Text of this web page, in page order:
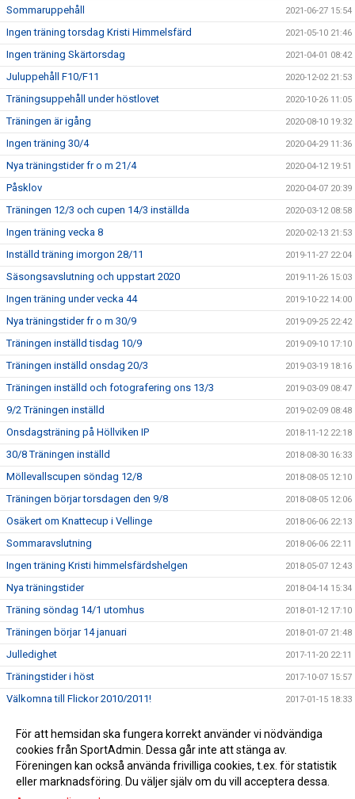
Sommaruppehåll 2021-06-27 15:54
Ingen träning torsdag Kristi Himmelsfärd 2021-05-10 21:46
Ingen träning Skärtorsdag 2021-04-01 08:42
Juluppehåll F10/F11 2020-12-02 21:53
Träningsuppehåll under höstlovet 2020-10-26 11:05
Träningen är igång 2020-08-10 19:32
Ingen träning 30/4 2020-04-29 11:36
Nya träningstider fr o m 21/4 2020-04-12 19:51
Påsklov 2020-04-07 20:39
Träningen 12/3 och cupen 14/3 inställda 2020-03-12 08:58
Ingen träning vecka 8 2020-02-13 21:53
Inställd träning imorgon 28/11 2019-11-27 22:04
Säsongsavslutning och uppstart 2020 2019-11-26 15:03
Ingen träning under vecka 44 2019-10-22 14:00
Nya träningstider fr o m 30/9 2019-09-25 22:42
Träningen inställd tisdag 10/9 2019-09-10 17:10
Träningen inställd onsdag 20/3 2019-03-19 18:16
Träningen inställd och fotografering ons 13/3 2019-03-09 08:47
9/2 Träningen inställd 2019-02-09 08:48
Onsdagsträning på Höllviken IP 2018-11-12 22:18
30/8 Träningen inställd 2018-08-30 16:33
Möllevallscupen söndag 12/8 2018-08-05 12:10
Träningen börjar torsdagen den 9/8 2018-08-05 12:06
Osäkert om Knattecup i Vellinge 2018-06-06 22:13
Sommaravslutning 2018-06-06 22:11
Ingen träning Kristi himmelsfärdshelgen 2018-05-07 12:43
Nya träningstider 2018-04-14 15:34
Träning söndag 14/1 utomhus 2018-01-12 17:10
Träningen börjar 14 januari 2018-01-07 21:48
Julledighet 2017-11-20 22:11
Träningstider i höst 2017-10-07 15:57
Välkomna till Flickor 2010/2011! 2017-01-15 18:33
Nu startar vi snart en egen grupp för alla flickor födda 2010
och 2011!
För att hemsidan ska fungera korrekt använder vi nödvändiga
cookies från SportAdmin. Dessa går inte att stänga av.
Föreningen kan också använda frivilliga cookies, t.ex. för statistik
eller marknadsföring. Du väljer själv om du vill acceptera dessa.